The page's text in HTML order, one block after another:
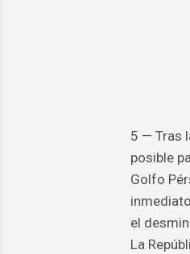
5 — Tras
posible
Golfo
el
La